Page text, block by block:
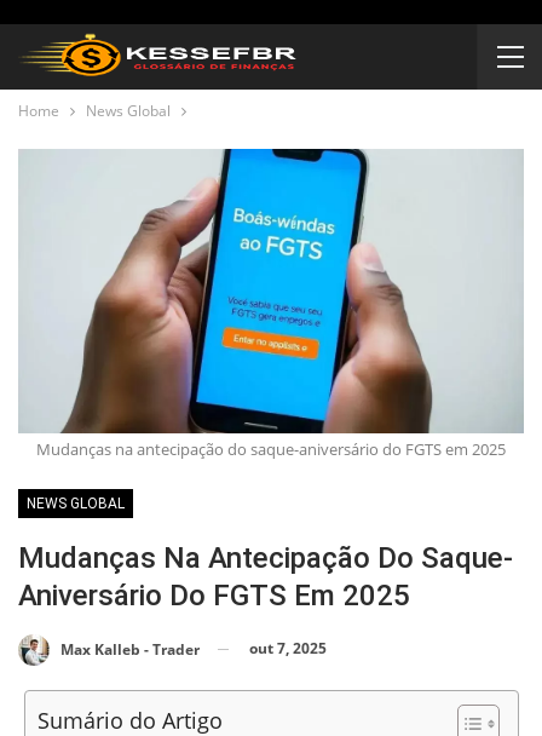
Home News Global
Mudanças na antecipação do saque-aniversário do FGTS em 2025
NEWS GLOBAL
Mudanças Na Antecipação Do Saque-
Aniversário Do FGTS Em 2025
Max Kalleb - Trader out 7, 2025
Sumário do Artigo